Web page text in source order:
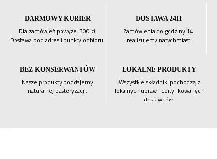
DARMOWY KURIER
Dla zamówień powyżej 300 zł
Dostawa pod adres i punkty odbioru.
DOSTAWA 24H
Zamówienia do godziny 14
realizujemy natychmiast
BEZ KONSERWANTÓW
Nasze produkty poddajemy
naturalnej pasteryzacji.
LOKALNE PRODUKTY
Wszystkie składniki pochodzą z
lokalnych upraw i certyfikowanych
dostawców.